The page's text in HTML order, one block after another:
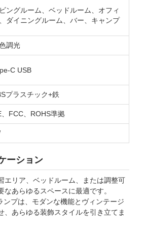
ングルーム、ベッドルーム、オフィ
ダイニングルーム、バー、キャンプ
調光
C USB
プラスチック+鉄
、FCC、ROHS準拠
ーション
エリア、ベッドルーム、または調整可
なあらゆるスペースに最適です。
ンプは、モダンな機能とヴィンテージ
、あらゆる装飾スタイルを引き立てま